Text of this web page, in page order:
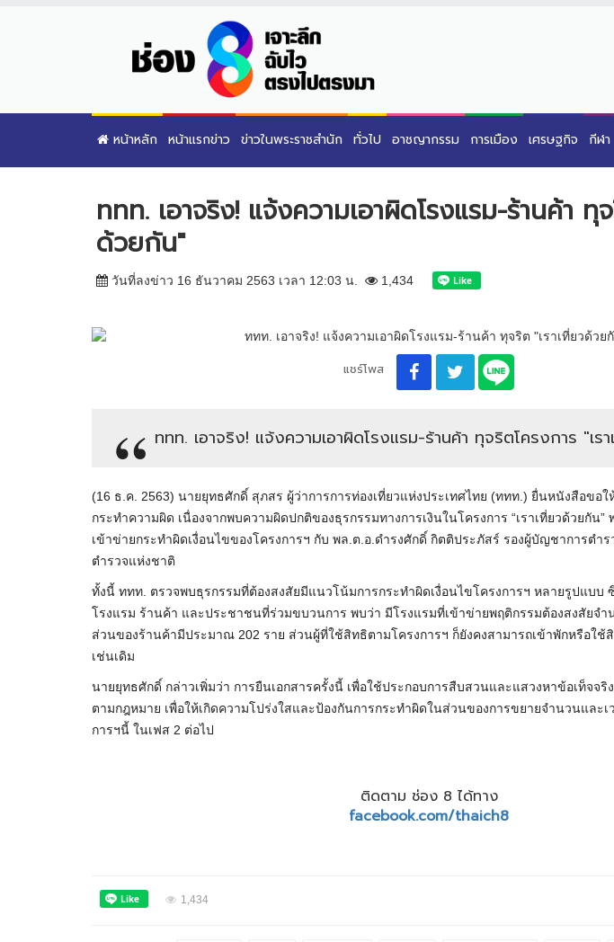
หน้าหลัก หน้าแรกข่าว ข่าวในพระราชสำนัก ทั่วไป อาชญากรรม การเมือง เศรษฐกิจ กีฬา
ททท. เอาจริง! แจ้งความเอาผิดโรงแรม-ร้านค้า ทุ
ด้วยกัน"
วันที่ลงข่าว 16 ธันวาคม 2563 เวลา 12:03 น. 1,434
แชร์โพส
ททท. เอาจริง! แจ้งความเอาผิดโรงแรม-ร้านค้า ทุจริตโครงการ "เร
(16 ธ.ค. 2563) นายยุทธศักดิ์ สุภสร ผู้ว่าการการท่องเที่ยวแห่งประเทศไทย (ททท.) ยื่นหนังสือขอ
กระทำความผิด เนื่องจากพบความผิดปกติของธุรกรรมทางการเงินในโครงการ “เราเที่ยวด้วยกัน
เข้าข่ายกระทำผิดเงื่อนไขของโครงการฯ กับ พล.ต.อ.ดำรงศักดิ์ กิตติประภัสร์ รองผู้บัญชาการต
ตำรวจแห่งชาติ
ทั้งนี้ ททท. ตรวจพบธุรกรรมที่ต้องสงสัยมีแนวโน้มการกระทำผิดเงื่อนไขโครงการฯ หลายรูปแบบ
โรงแรม ร้านค้า และประชาชนที่ร่วมขบวนการ พบว่า มีโรงแรมที่เข้าข่ายพฤติกรรมต้องสงสัยจ
ส่วนของร้านค้ามีประมาณ 202 ราย ส่วนผู้ที่ใช้สิทธิตามโครงการฯ ก็ยังคงสามารถเข้าพักหรือใช้
เช่นเดิม
นายยุทธศักดิ์ กล่าวเพิ่มว่า การยืนเอกสารครั้งนี้ เพื่อใช้ประกอบการสืบสวนและแสวงหาข้อเท็จจริ
ตามกฎหมาย เพื่อให้เกิดความโปร่งใสและป้องกันการกระทำผิดในส่วนของการขยายจำนวนและ
การฯนี้ ในเฟส 2 ต่อไป
ติดตาม ช่อง 8 ได้ทาง
facebook.com/thaich8
1,434